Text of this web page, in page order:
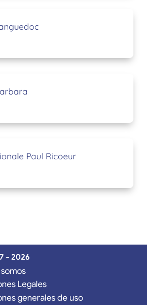
Paul Ricoeur
- 2026
Legales
generales de uso